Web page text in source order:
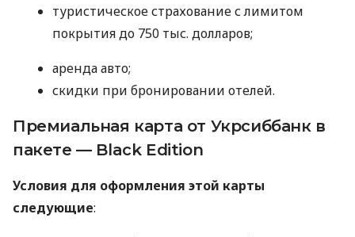
туристическое страхование с лимитом
покрытия до 750 тыс. долларов;
аренда авто;
скидки при бронировании отелей.
Премиальная карта от Укрсиббанк в
пакете — Black Edition
Условия для оформления этой карты
следующие: